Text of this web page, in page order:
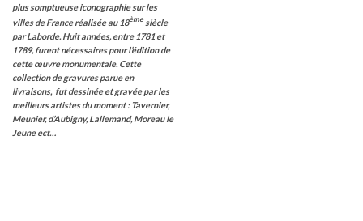
plus somptueuse iconographie sur les
villes de France réalisée au 18èmesiècle
par Laborde. Huit années, entre 1781 et
1789, furent nécessaires pour l’édition de
cette œuvre monumentale. Cette
collection de gravures parue en
livraisons, fut dessinée et gravée par les
meilleurs artistes du moment : Tavernier,
Meunier, d’Aubigny, Lallemand, Moreau le
Jeune ect…